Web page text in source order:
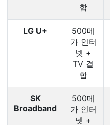
합
LG U+
500메
가 인터
넷 +
TV 결
합
SK
Broadband
500메
가 인터
넷 +